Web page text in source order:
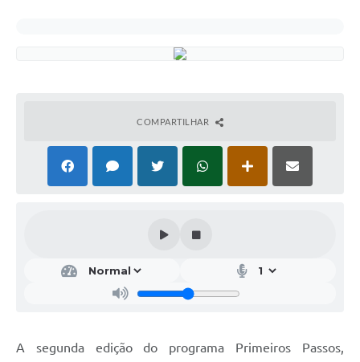
COMPARTILHAR
A segunda edição do programa Primeiros Passos,